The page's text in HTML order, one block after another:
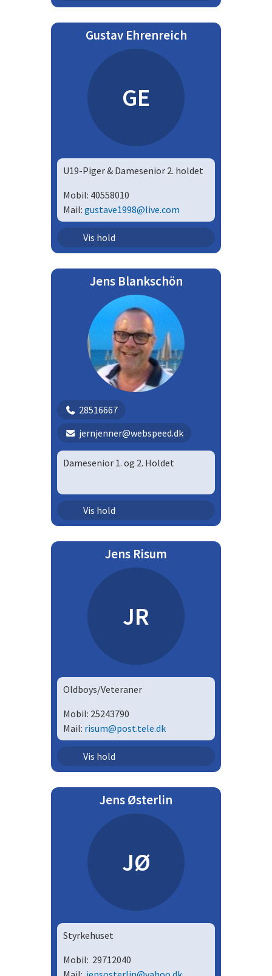
Gustav Ehrenreich
GE
U19-Piger & Damesenior 2. holdet
Mobil: 40558010
Mail: gustave1998@live.com
Vis hold
Senior - damer | DS12
Jens Blankschön
28516667
jernjenner@webspeed.dk
Damesenior 1. og 2. Holdet
Vis hold
Senior - damer | DS12
Jens Risum
JR
Oldboys/Veteraner
Mobil: 25243790
Mail: risum@post.tele.dk
Vis hold
Senior - herrer | Hsek
Jens Østerlin
JØ
Styrkehuset
Mobil: 29712040